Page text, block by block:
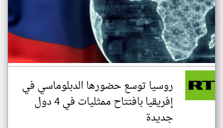
روسيا توسع حضورها الدبلوماسي في
إفريقيا بافتتاح ممثليات في 4 دول
جديدة